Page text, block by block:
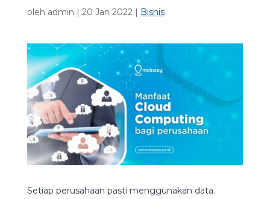
oleh admin | 20 Jan 2022| Bisnis
Setiap perusahaan pasti menggunakan data.